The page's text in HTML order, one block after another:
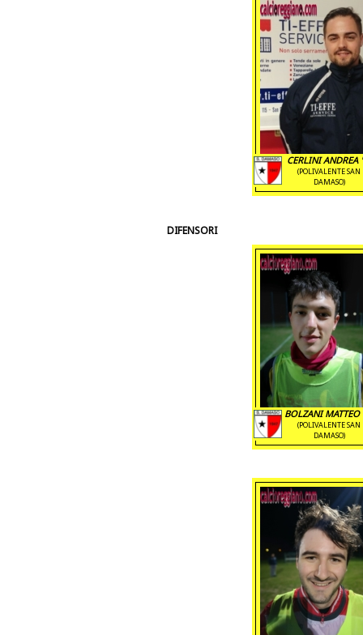
CERLINI ANDREA
(POLIVALENTE SAN
DAMASO)
DIFENSORI
BOLZANI MATTEO
(POLIVALENTE SAN
DAMASO)